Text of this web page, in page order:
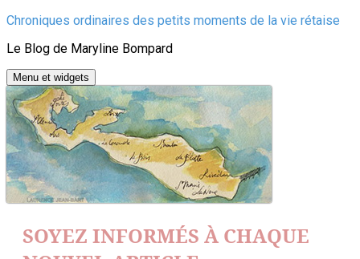
Aller
contenu
Chroniques ordinaires des petits moments de la vie rétaise
Le Blog de Maryline Bompard
Menu et widgets
SOYEZ INFORMÉS À CHAQUE